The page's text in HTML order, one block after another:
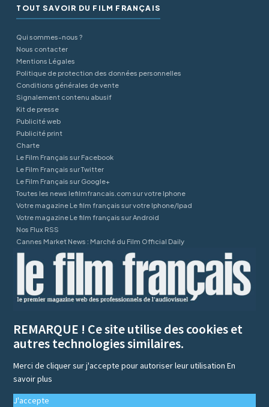
TOUT SAVOIR DU FILM FRANÇAIS
Qui sommes-nous ?
Nous contacter
Mentions Légales
Politique de protection des données personnelles
Conditions générales de vente
Signalement contenu abusif
Kit de presse
Publicité web
Publicité print
Charte
Le Film Français sur Facebook
Le Film Français sur Twitter
Le Film Français sur Google+
Toutes les news lefilmfrancais.com sur votre Iphone
Votre magazine Le film français sur votre Iphone/Ipad
Votre magazine Le film français sur Android
Nos Flux RSS
Cannes Market News : Marché du Film Official Daily
REMARQUE ! Ce site utilise des cookies et
autres technologies similaires.
Merci de cliquer sur j'accepte pour autoriser leur utilisationEn
savoir plus
J'accepte